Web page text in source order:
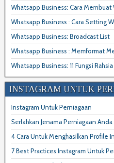
Whatsapp Business: Cara Membuat
Whatsapp Business : Cara Setting
Whatsapp Business: Broadcast List
Whatsapp Business : Memformat
Whatsapp Business: 11 Fungsi
INSTAGRAM UNTUK
Instagram Untuk Perniagaan
Serlahkan Jenama Perniagaan
4 Cara Untuk Menghasilkan Profile
7 Best Practices Instagram Untuk